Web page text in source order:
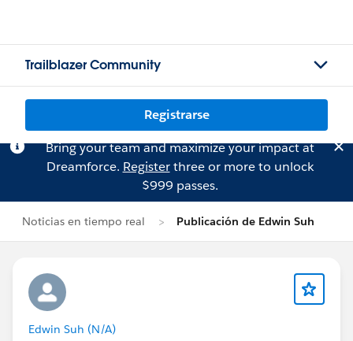
Trailblazer Community
Registrarse
Bring your team and maximize your impact at
Dreamforce. Registerthree or more to unlock
$999 passes.
Noticias en tiempo real Publicación de Edwin Suh
Edwin Suh (N/A)